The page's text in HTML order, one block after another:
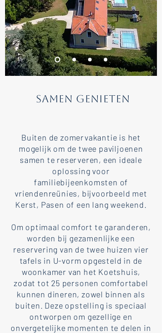
Samen Genieten
Buiten de zomervakantie is het
mogelijk om de twee paviljoenen
samen te reserveren, een ideale
oplossing voor
familiebijeenkomsten of
vriendenreünies, bijvoorbeeld met
Kerst, Pasen of een lang weekend.
Om optimaal comfort te garanderen,
worden bij gezamenlijke een
reservering van de twee huizen vier
tafels in U-vorm opgesteld in de
woonkamer van het Koetshuis,
zodat tot 25 personen comfortabel
kunnen dineren, zowel binnen als
buiten. Deze opstelling is speciaal
ontworpen om gezellige en
onvergetelijke momenten te delen in